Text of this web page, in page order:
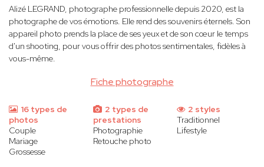
Fiche photographe
Alizé LEGRAND, photographe professionnelle depuis 2020, est la
photographe de vos émotions. Elle rend des souvenirs éternels. Son
appareil photo prends la place de ses yeux et de son cœur le temps
d'un shooting, pour vous offrir des photos sentimentales, fidèles à
vous-même.
16 types de
photos
Couple
Mariage
Grossesse
2 types de
prestations
Photographie
Retouche photo
2 styles
Traditionnel
Lifestyle